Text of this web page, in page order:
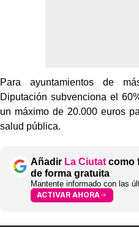
Para ayuntamientos de
Diputación subvenciona el
un máximo de 20.000 euros
salud pública.
Añadir La Ciutat como
de forma gratuita
Mantente informado con las
ACTIVAR AHORA